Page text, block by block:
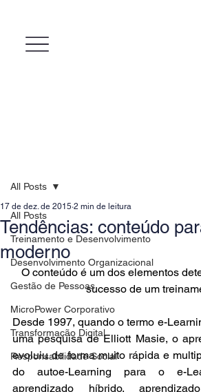
All Posts
Treinamento e Desenvolvimento
Desenvolvimento Organizacional
Gestão de Pessoas
MicroPower Corporativo
Transformação Digital
Responsabilidade Social
All Posts
Tendências: conteúdo
moderno
17 de dez. de 2015 2 min de leitura
O conteúdo é um dos elementos
sucesso de um
Desde 1997, quando o termo e-
uma pesquisa de Elliott Masie, o
evoluiu de forma muito rápida e
do autoe-Learning para o e-
aprendizado híbrido,